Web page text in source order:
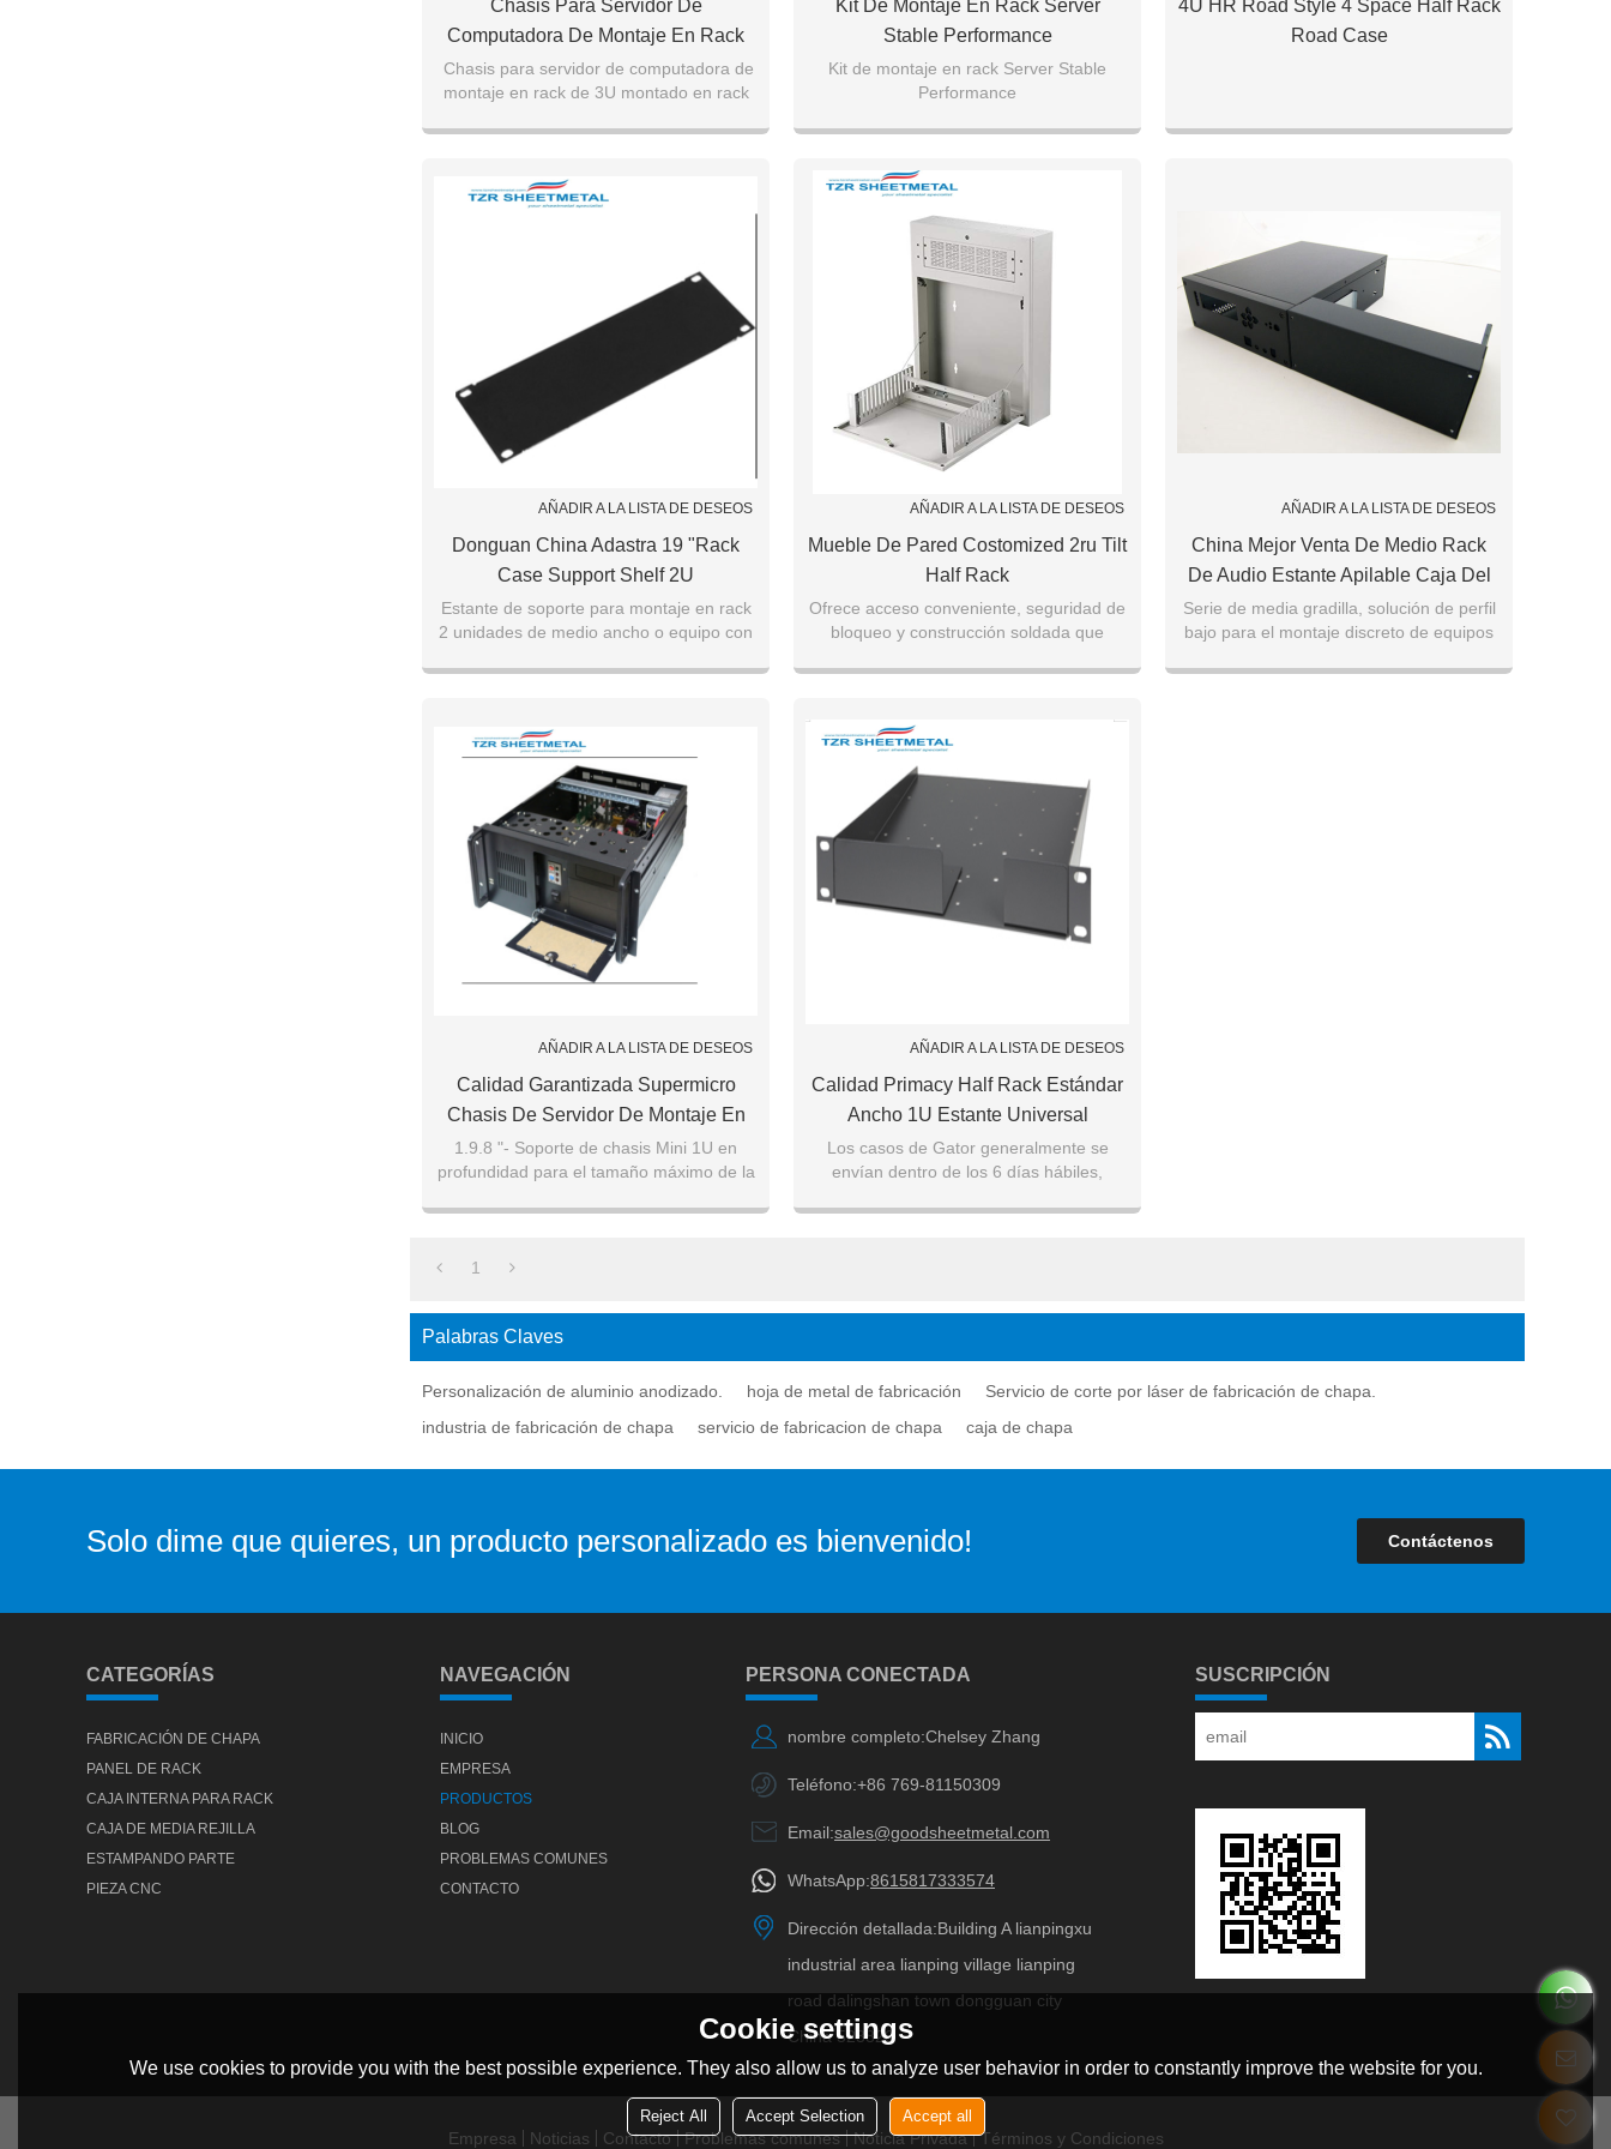
Chasis Para Servidor De
Computadora De Montaje En Rack
De 3U Montado En Rack
Chasis para servidor de computadora de
montaje en rack de 3U montado en rack
Kit De Montaje En Rack Server
Stable Performance
Kit de montaje en rack Server Stable
Performance
4U HR Road Style 4 Space Half Rack
Road Case
prueba de agua
Uso: Paquete de herramientas
AÑADIR A LA LISTA DE DESEOS
Donguan China Adastra 19 "Rack
Case Support Shelf 2U
Estante de soporte para montaje en rack
2 unidades de medio ancho o equipo con
espaci
AÑADIR A LA LISTA DE DESEOS
Mueble De Pared Costomized 2ru Tilt
Half Rack
Ofrece acceso conveniente, seguridad de
bloqueo y construcción soldada que
empotrada.
AÑADIR A LA LISTA DE DESEOS
China Mejor Venta De Medio Rack
De Audio Estante Apilable Caja Del
Gabinete.
Serie de media gradilla, solución de perfil
bajo para el montaje discreto de equipos
horizontal
AÑADIR A LA LISTA DE DESEOS
Calidad Garantizada Supermicro
Chasis De Servidor De Montaje En
Rack
1.9.8 "- Soporte de chasis Mini 1U en
profundidad para el tamaño máximo de la
2. Soporte pa
AÑADIR A LA LISTA DE DESEOS
Calidad Primacy Half Rack Estándar
Ancho 1U Estante Universal
Los casos de Gator generalmente se
envían dentro de los 6 días hábiles,
en el momento
1
Palabras Claves
Personalización de aluminio anodizado. hoja de metal de fabricación
Servicio de corte por láser de fabricación de chapa.
industria de fabricación de chapa
servicio de fabricacion de chapa caja de chapa
Solo dime que quieres, un producto personalizado es bienvenido! Contáctenos
CATEGORÍAS
FABRICACIÓN DE CHAPA
PANEL DE RACK
CAJA INTERNA PARA RACK
CAJA DE MEDIA REJILLA
ESTAMPANDO PARTE
PIEZA CNC
NAVEGACIÓN
INICIO
EMPRESA
PRODUCTOS
BLOG
PROBLEMAS COMUNES
CONTACTO
PERSONA CONECTADA
nombre completo:Chelsey Zhang
Teléfono:+86 769-81150309
Email:sales@goodsheetmetal.com
WhatsApp:8615817333574
Dirección detallada:Building A lianpingxu
industrial area lianping village lianping
road dalingshan town dongguan city
China 523820
SUSCRIPCIÓN
Empresa Noticias Contacto Problemas comunes Noticia Privada Términos y Condiciones
Cookie settings
We use cookies to provide you with the best possible experience. They also allow us to analyze user behavior in order to constantly improve the website for you.
Reject All Accept Selection Accept all